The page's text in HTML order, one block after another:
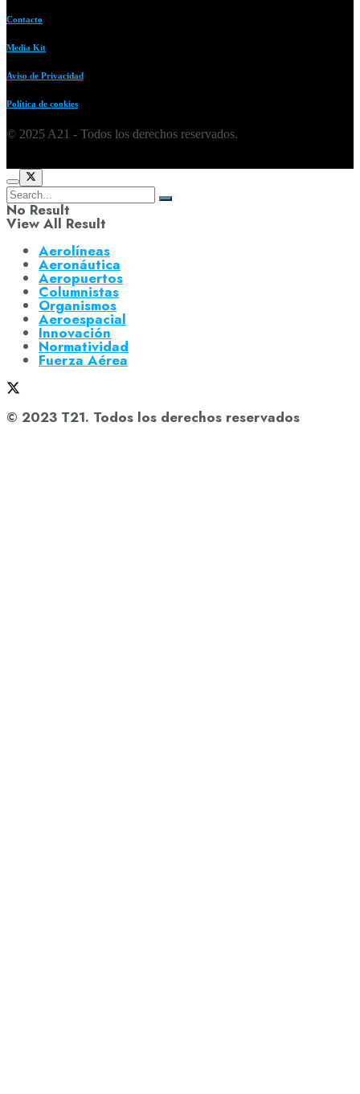
Contacto
Media Kit
Aviso de Privacidad
Política de cookies
© 2025 A21 - Todos los derechos reservados.
No Result
View All Result
Aerolíneas
Aeronáutica
Aeropuertos
Columnistas
Organismos
Aeroespacial
Innovación
Normatividad
Fuerza Aérea
© 2023 T21. Todos los derechos reservados